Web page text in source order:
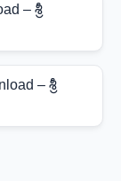
– శ్రీ
– శ్రీ